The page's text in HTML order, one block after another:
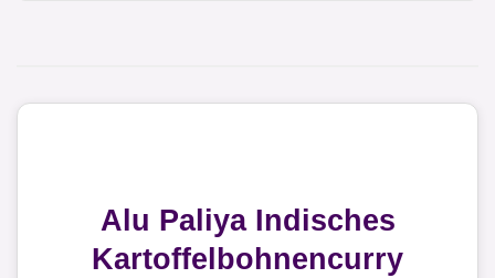
Alu Paliya Indisches
Kartoffelbohnencurry